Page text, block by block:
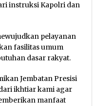
instruksi Kapolri dan
pelayanan
fasilitas umum
dasar rakyat.
Jembatan Presisi
ikhtiar kami agar
manfaat